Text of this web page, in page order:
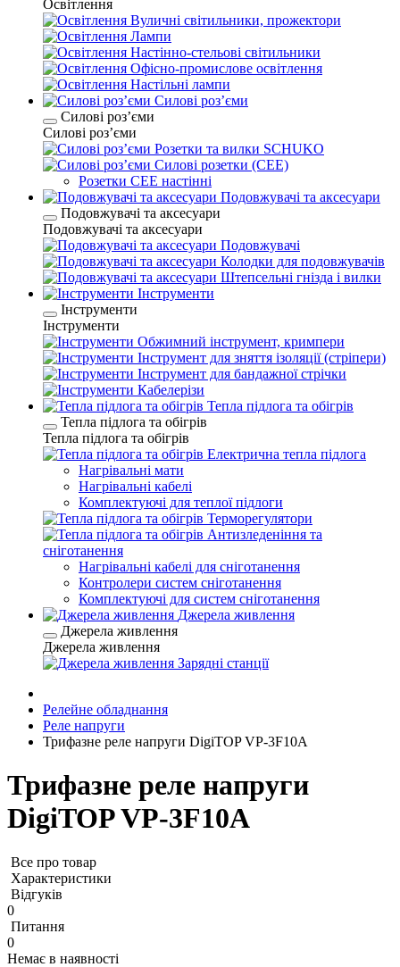
Освітлення
Вуличні світильники, прожектори
Лампи
Настінно-стельові світильники
Офісно-промислове освітлення
Настільні лампи
Силові розʼєми
Силові розʼєми
Силові розʼєми
Розетки та вилки SCHUKO
Силові розетки (CEE)
Розетки CEE настінні
Подовжувачі та аксесуари
Подовжувачі та аксесуари
Подовжувачі та аксесуари
Подовжувачі
Колодки для подовжувачів
Штепсельні гнізда і вилки
Інструменти
Інструменти
Інструменти
Обжимний інструмент, кримпери
Інструмент для зняття ізоляції (стріпери)
Інструмент для бандажної стрічки
Кабелерізи
Тепла підлога та обігрів
Тепла підлога та обігрів
Тепла підлога та обігрів
Електрична тепла підлога
Нагрівальні мати
Нагрівальні кабелі
Комплектуючі для теплої підлоги
Терморегулятори
Антизледеніння та
сніготанення
Нагрівальні кабелі для сніготанення
Контролери систем сніготанення
Комплектуючі для систем сніготанення
Джерела живлення
Джерела живлення
Джерела живлення
Зарядні станції
Релейне обладнання
Реле напруги
Трифазне реле напруги DigiTOP VP-3F10A
Трифазне реле напруги
DigiTOP VP-3F10A
Все про товар
Характеристики
Відгуків
0
Питання
0
Немає в наявності